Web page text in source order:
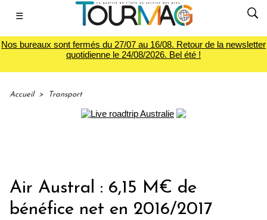
☰
Nos bureaux sont fermés du 27/07 au 16/08. Retour de la newsletter
quotidienne le 24/08/2026. Bel été !
Accueil > Transport
Air Austral : 6,15 M€ de
bénéfice net en 2016/2017